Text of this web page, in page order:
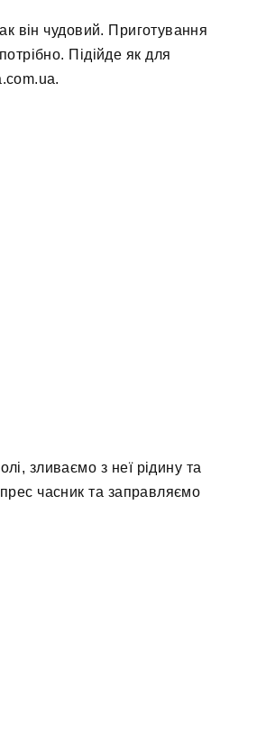
він чудовий. Приготування
Підійде як для
зливаємо з неї рідину та
часник та заправляємо